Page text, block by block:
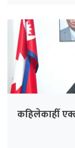
कहिलेकाहीँ